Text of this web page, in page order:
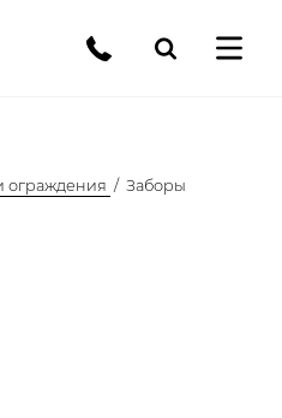
ограждения Заборы